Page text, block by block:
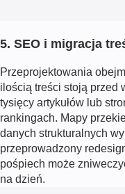
5. SEO i migracja
Przeprojektowania
ilością treści stoją przed
tysięcy artykułów lub
rankingach. Mapy
danych strukturalnych
przeprowadzony
pośpiech może
na dzień.